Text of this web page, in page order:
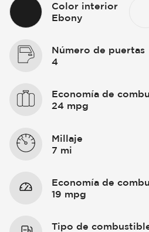
Color interior
Ebony
Número de puertas
4
Economía de
24 mpg
Millaje
7 mi
Economía de
19 mpg
Tipo de